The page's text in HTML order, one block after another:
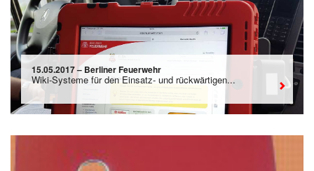
15.05.2017 – Berliner Feuerwehr
Wiki-Systeme für den Einsatz- und rückwärtigen...